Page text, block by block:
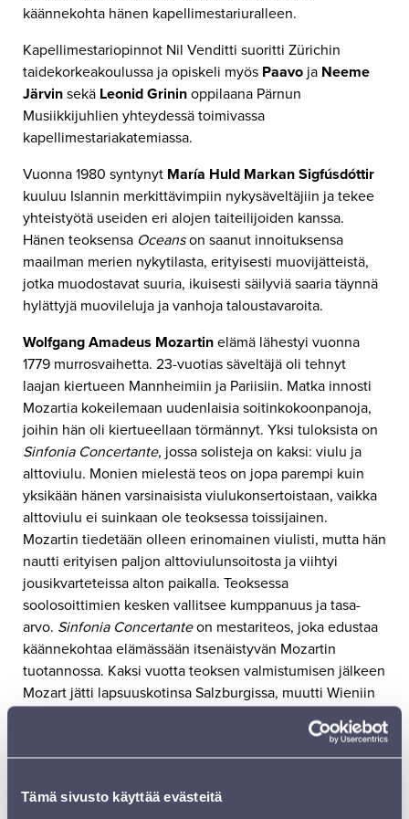
Tämä sivusto käyttää evästeitä
käännekohta hänen kapellimestariuralleen.
Kapellimestariopinnot Nil Venditti suoritti Zürichin
taidekorkeakoulussa ja opiskeli myös Paavo ja Neeme
Järvinsekä Leonid Grininoppilaana Pärnun
Musiikkijuhlien yhteydessä toimivassa
kapellimestariakatemiassa.
Vuonna 1980 syntynyt María Huld Markan Sigfúsdóttir
kuuluu Islannin merkittävimpiin nykysäveltäjiin ja tekee
yhteistyötä useiden eri alojen taiteilijoiden kanssa.
Hänen teoksensa Oceanson saanut innoituksensa
maailman merien nykytilasta, erityisesti muovijätteistä,
jotka muodostavat suuria, ikuisesti säilyviä saaria täynnä
hylättyjä muovileluja ja vanhoja taloustavaroita.
Wolfgang Amadeus Mozartinelämä lähestyi vuonna
1779 murrosvaihetta. 23-vuotias säveltäjä oli tehnyt
laajan kiertueen Mannheimiin ja Pariisiin. Matka innosti
Mozartia kokeilemaan uudenlaisia soitinkokoonpanoja,
joihin hän oli kiertueellaan törmännyt. Yksi tuloksista on
Sinfonia Concertante, jossa solisteja on kaksi: viulu ja
alttoviulu. Monien mielestä teos on jopa parempi kuin
yksikään hänen varsinaisista viulukonsertoistaan, vaikka
alttoviulu ei suinkaan ole teoksessa toissijainen.
Mozartin tiedetään olleen erinomainen viulisti, mutta hän
nautti erityisen paljon alttoviulunsoitosta ja viihtyi
jousikvarteteissa alton paikalla. Teoksessa
soolosoittimien kesken vallitsee kumppanuus ja tasa-
arvo. Sinfonia Concertanteon mestariteos, joka edustaa
käännekohtaa elämässään itsenäistyvän Mozartin
tuotannossa. Kaksi vuotta teoksen valmistumisen jälkeen
Mozart jätti lapsuuskotinsa Salzburgissa, muutti Wieniin
säveltäjien itsensä antamia, vaan kustantajien luovuuden